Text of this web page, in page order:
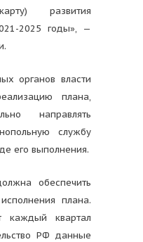
развития
2025 годы», —
органов власти
плана,
направлять
службу
его выполнения.
обеспечить
плана.
каждый квартал
РФ данные